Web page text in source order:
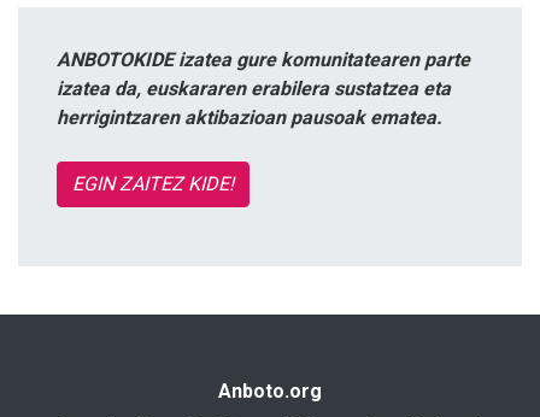
ANBOTOKIDE izatea gure komunitatearen parte
izatea da, euskararen erabilera sustatzea eta
herrigintzaren aktibazioan pausoak ematea.
EGIN ZAITEZ KIDE!
Anboto.org